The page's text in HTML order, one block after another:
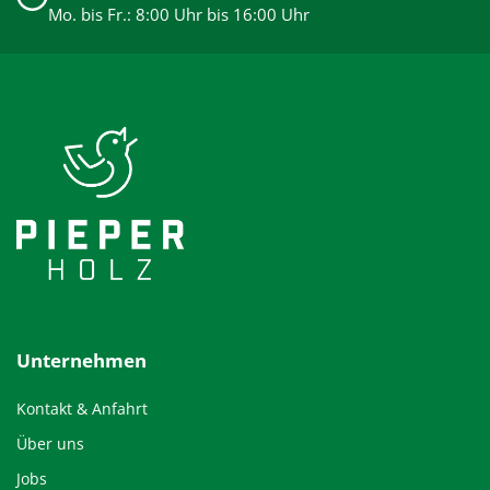
Mo. bis Fr.: 8:00 Uhr bis 16:00 Uhr
Unternehmen
Kontakt & Anfahrt
Über uns
Jobs